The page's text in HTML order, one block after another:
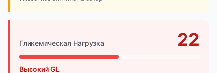
Гликемическая Нагрузка 22
Высокий GL